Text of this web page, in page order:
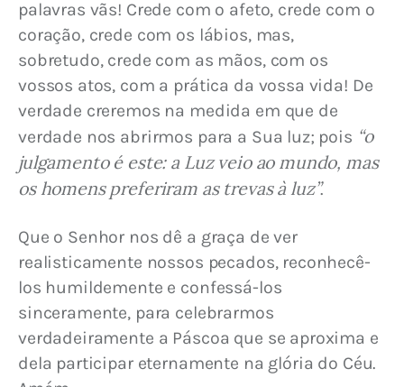
palavras vãs! Crede com o afeto, crede com o
coração, crede com os lábios, mas,
sobretudo, crede com as mãos, com os
vossos atos, com a prática da vossa vida! De
verdade creremos na medida em que de
verdade nos abrirmos para a Sua luz; pois “o
julgamento é este: a Luz veio ao mundo, mas
os homens preferiram as trevas à luz”.
Que o Senhor nos dê a graça de ver
realisticamente nossos pecados, reconhecê-
los humildemente e confessá-los
sinceramente, para celebrarmos
verdadeiramente a Páscoa que se aproxima e
dela participar eternamente na glória do Céu.